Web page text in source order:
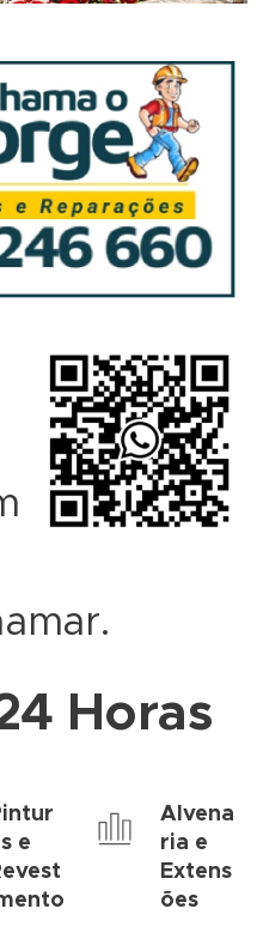
Horas
e
Alvena
ria e
Extens
ões